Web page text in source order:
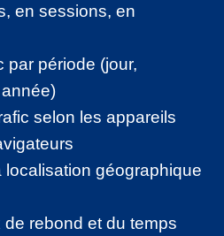
en sessions, en
par période (jour,
selon les appareils
localisation géographique
rebond et du temps